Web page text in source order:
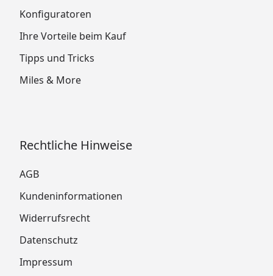
Konfiguratoren
Ihre Vorteile beim Kauf
Tipps und Tricks
Miles & More
Rechtliche Hinweise
AGB
Kundeninformationen
Widerrufsrecht
Datenschutz
Impressum